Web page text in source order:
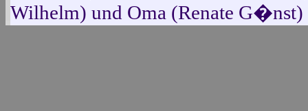
Wilhelm) und Oma (Renate G�nst)